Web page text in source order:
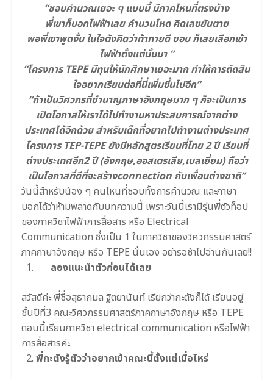
“ชอบคำนวณเยอะ ๆ แบบนี้ มีภาคไหนที่ตรงบ้าง
พี่เขาก็บอกไฟฟ้าเลย คำนวนโหด คิดเลขยันตาย
พอพี่เขาพูดงั้น ในใจตังคิดว่าท้าทายดี ชอบ ก็เลยเลือกเข้า
ไฟฟ้าตั้งแต่นั้นมา “
“โครงการ TEPE มีทุนให้นักศึกษาเยอะมาก ทำให้การตัดสิน
ใจอยากเรียนต่อที่นี่เพิ่มขึ้นไปอีก”
“ถ้าเป็นวิศวกรที่ชำนาญภาษาอังกฤษมาก ๆ ก็จะเป็นการ
เปิดโอกาสให้เราได้ไปทำงานหาประสบการณ์จากต่าง
ประเทศได้อีกด้วย สำหรับเด็กที่อยากไปทำงานต่างประเทศ
โครงการ TEP-TEPE ยังมีหลักสูตรเรียนที่ไทย 2 ปี เรียนที่
ต่างประเทศอีก2 ปี (อังกฤษ,ออสเตรเลีย,เบลเยี่ยม) ถือว่า
เป็นโอกาสที่ดีที่จะสร้างconnection กับเพื่อนต่างชาติ”
วันนี้สำหรับน้อง ๆ คนไหนที่ชอบทั้งการคำนวณ และภาษา
บอกได้ว่าห้ามพลาดกับบทความนี้ เพราะวันนี้เรามีรุ่นพี่ตัวท็อป
ของภาควิชาไฟฟ้าการสื่อสาร หรือ Electrical
Communication ซึ่งเป็น 1 ในภาควิชาของวิศวกรรมศาสตร์
ภาคภาษาอังกฤษ หรือ TEPE นั่นเอง อย่ารอช้าไปอ่านกันเลย!!
ลองแนะนำตัวก่อนได้เลย
สวัสดีค่ะ พี่ชื่อสุธากมล ฐิตยานันท์ เรียกว่ากะตังก็ได้ เรียนอยู่
ชั้นปีที่3 คณะวิศวกรรมศาสตร์ภาคภาษาอังกฤษ หรือ TEPE
ตอนนี้เรียนภาควิชา electrical communication หรือไฟฟ้า
การสื่อสารค่ะ
พี่กะตังรู้ตัวว่าอยากเข้าคณะนี้ตั้งแต่เมื่อไหร่